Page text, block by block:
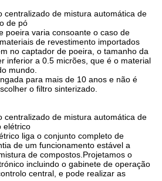
centralizado de mistura automática de
de pó
poeira varia consoante o caso de
de revestimento importados
no captador de poeira, o tamanho da
inferior a 0.5 micrões, que é o material
mundo.
para mais de 10 anos e não é
o filtro sinterizado.
centralizado de mistura automática de
elétrico
liga o conjunto completo de
de um funcionamento estável a
de compostos.Projetamos o
incluindo o gabinete de operação
central, e pode realizar as